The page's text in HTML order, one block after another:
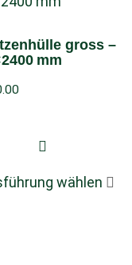
gross –
mm
wählen